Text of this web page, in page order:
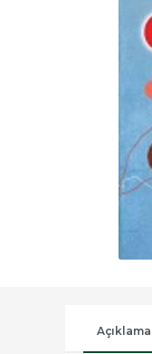
Açıklama